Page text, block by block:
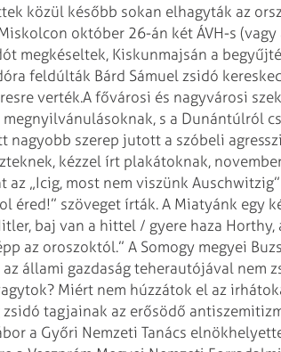
közül később sokan elhagyták az
október 26-án két ÁVH-s
megkéseltek, Kiskunmajsán a
feldúlták Bárd Sámuel zsidó
verték.A fővárosi és nagyvárosi
s a Dunántúlról
nagyobb szerep jutott a szóbeli
kézzel írt plakátoknak,
„Icig, most nem viszünk
éred!” szöveget írták. A Miatyánk egy
baj van a hittel / gyere haza
az oroszoktól.” A Somogy megyei
állami gazdaság teherautójával nem
Miért nem húzzátok el az
tagjainak az erősödő
a Győri Nemzeti Tanács